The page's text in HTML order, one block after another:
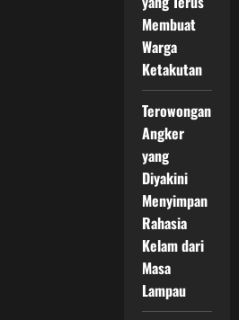
Membuat
Warga
Ketakutan
Terowongan
Angker
yang
Diyakini
Menyimpan
Rahasia
Kelam dari
Masa
Lampau